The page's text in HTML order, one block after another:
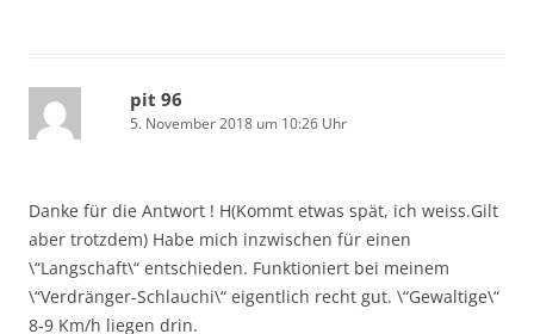
pit 96
5. November 2018 um 10:26 Uhr
Danke für die Antwort ! H(Kommt etwas spät, ich weiss.Gilt
aber trotzdem) Habe mich inzwischen für einen
\“Langschaft\“ entschieden. Funktioniert bei meinem
\“Verdränger-Schlauchi\“ eigentlich recht gut. \“Gewaltige\“
8-9 Km/h liegen drin.